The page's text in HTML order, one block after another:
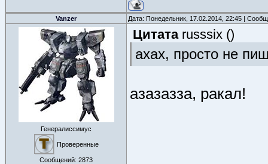
Vanzer Дата: Понедельник, 17.02.2014, 22:45 |
Генералиссимус
Проверенные
Сообщений: 2873
Цитата russsix ()
ахах, просто не
азазазза, ракал!